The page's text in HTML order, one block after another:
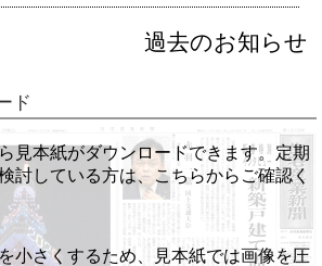
過去のお知らせ
ド
見本紙がダウンロードできます。定期
討している方は、こちらからご確認く
小さくするため、見本紙では画像を圧